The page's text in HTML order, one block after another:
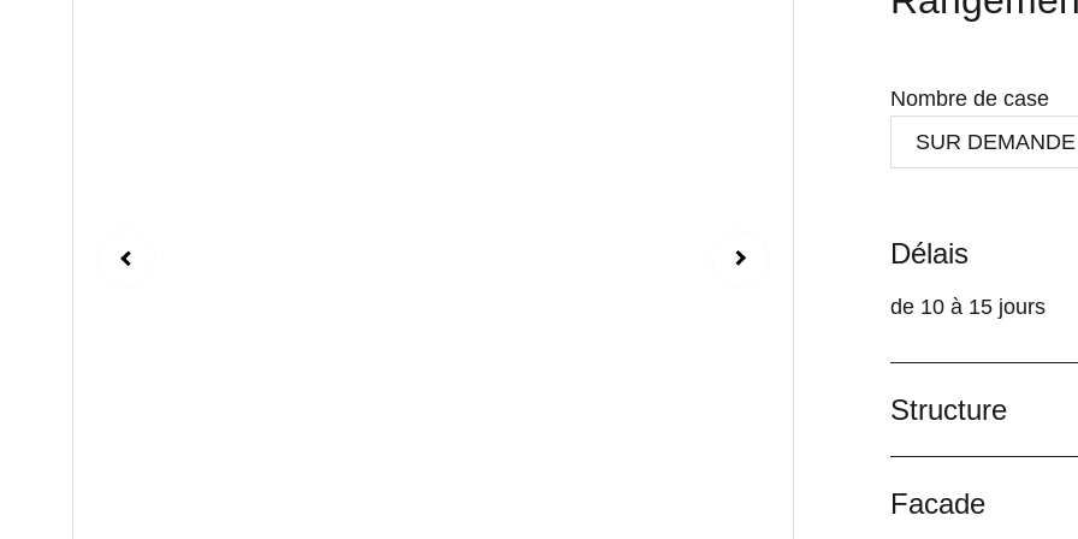
Nombre de case
Délais
de 10 à 15 jours
Structure
Facade